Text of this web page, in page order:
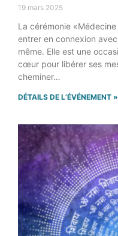
19 mars 2025
La cérémonie
entrer en connexion
même. Elle est une
cœur pour libérer ses
cheminer…
DÉTAILS DE L’ÉVÉNEMENT »